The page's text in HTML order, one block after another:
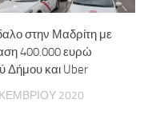
στην Μαδρίτη με
400.000 ευρώ
Δήμου και Uber
2020